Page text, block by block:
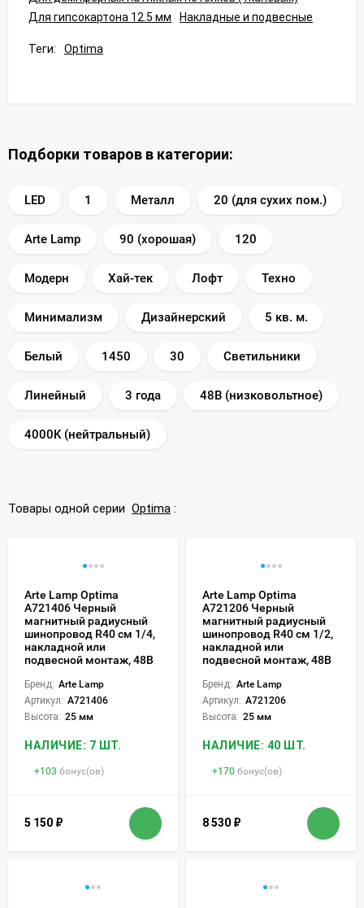
Для гипсокартона 12.5 мм
Накладные и подвесные
Теги: Optima
Подборки товаров в категории:
LED 1 Металл 20 (для сухих пом.)
Arte Lamp 90 (хорошая) 120
Модерн Хай-тек Лофт Техно
Минимализм Дизайнерский 5 кв. м.
Белый 1450 30 Светильники
Линейный 3 года 48В (низковольтное)
4000K (нейтральный)
Товары одной серии Optima :
Arte Lamp Optima
A721406 Черный
магнитный радиусный
шинопровод R40 см 1/4,
накладной или
подвесной монтаж, 48В
Бренд: Arte Lamp
Артикул: A721406
Высота: 25 мм
НАЛИЧИЕ: 7 ШТ.
+103 бонус(ов)
5 150 ₽
Arte Lamp Optima
A721206 Черный
магнитный радиусный
шинопровод R40 см 1/2,
накладной или
подвесной монтаж, 48В
Бренд: Arte Lamp
Артикул: A721206
Высота: 25 мм
НАЛИЧИЕ: 40 ШТ.
+170 бонус(ов)
8 530 ₽